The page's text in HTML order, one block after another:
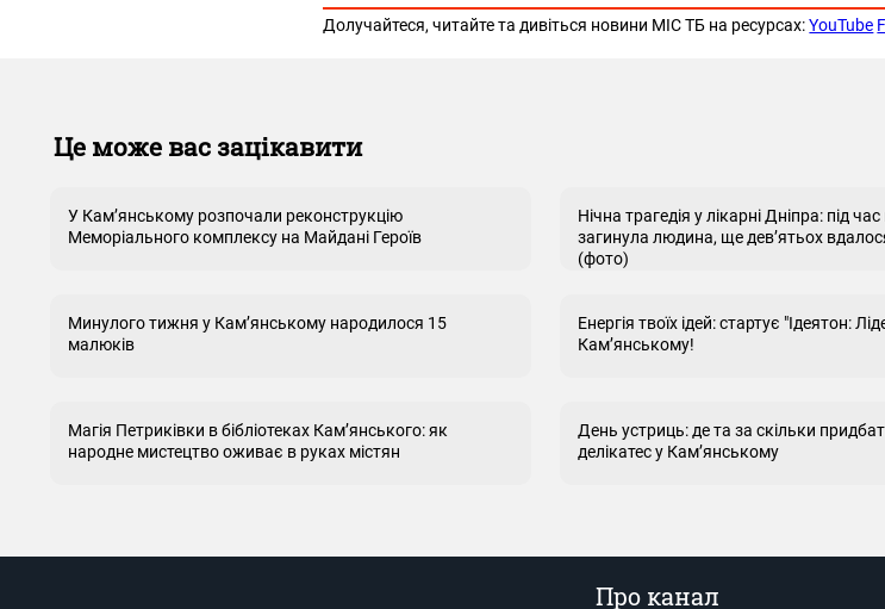
Долучайтеся, читайте та дивіться новини МІС ТБ на ресурсах:YouTube
Це може вас зацікавити
У Кам’янському розпочали реконструкцію
Меморіального комплексу на Майдані Героїв
Нічна трагедія у лікарні Дніпра: під
загинула людина, ще дев’ятьох
(фото)
Минулого тижня у Кам’янському народилося 15
малюків
Енергія твоїх ідей: стартує "Ідеятон:
Кам’янському!
Магія Петриківки в бібліотеках Кам’янського: як
народне мистецтво оживає в руках містян
День устриць: де та за скільки
делікатес у Кам’янському
Про канал